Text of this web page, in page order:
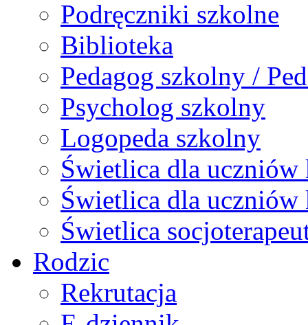
Podręczniki szkolne
Biblioteka
Pedagog szkolny /
Psycholog szkolny
Logopeda szkolny
Świetlica dla uczniów
Świetlica dla
Świetlica
Rodzic
Rekrutacja